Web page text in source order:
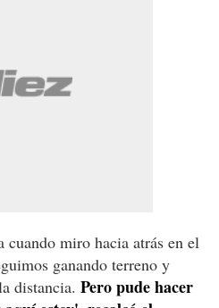
cuando miro hacia atrás en el
ganando terreno y
distancia. Pero pude hacer